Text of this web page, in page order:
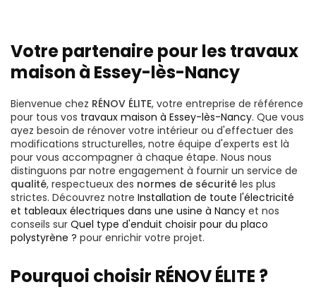
Votre partenaire pour les travaux
maison à Essey-lès-Nancy
Bienvenue chez RÉNOV ÉLITE, votre entreprise de référence
pour tous vos travaux maison à Essey-lès-Nancy. Que vous
ayez besoin de rénover votre intérieur ou d'effectuer des
modifications structurelles, notre équipe d'experts est là
pour vous accompagner à chaque étape. Nous nous
distinguons par notre engagement à fournir un service de
qualité, respectueux des normes de sécurité les plus
strictes. Découvrez notre Installation de toute l'électricité
et tableaux électriques dans une usine à Nancy et nos
conseils sur Quel type d'enduit choisir pour du placo
polystyrène ? pour enrichir votre projet.
Pourquoi choisir RÉNOV ÉLITE ?